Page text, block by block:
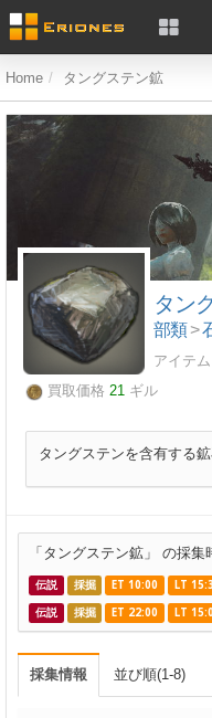
Home タングステン鉱
タン
部類>
アイテム
買取価格 21 ギル
タングステンを含有する
「タングステン鉱」 の採集
伝説 採掘 ET 10:00
LT
伝説
採掘 ET 22:00 LT
採集情報 並び順(1-8)